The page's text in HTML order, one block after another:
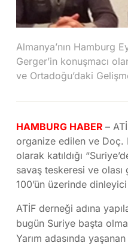
Almanya’nın Hamburg
Gerger’in konuşmacı
ve Ortadoğu’daki
HAMBURG HABER –
organize edilen ve Doç.
olarak katıldığı
savaş teskeresi ve
100’ün üzerinde dinleyici
ATİF derneği adına
bugün Suriye başta
Yarım adasında